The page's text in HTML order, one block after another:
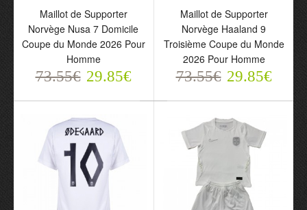
Norvège Nusa 7 Domicile
Coupe du Monde 2026
Pour Homme
73.55€
Norvège Haaland 9
Troisième Coupe du
Monde 2026 Pour
Homme
73.55€ 29.85€
Maillot de Supporter
Norvège Nusa 7 Domicile
Coupe du Monde 2026 Pour
Homme
73.55€ 29.85€
Maillot de Supporter
Norvège Haaland 9
Troisième Coupe du Monde
2026 Pour Homme
73.55€ 29.85€